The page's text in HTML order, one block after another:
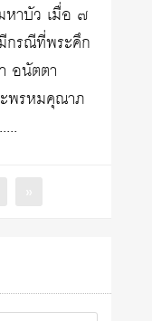
หาบัว เมื่อ ๗
รณีที่พระคึก
อนัตตา
พรหมคุณาภ